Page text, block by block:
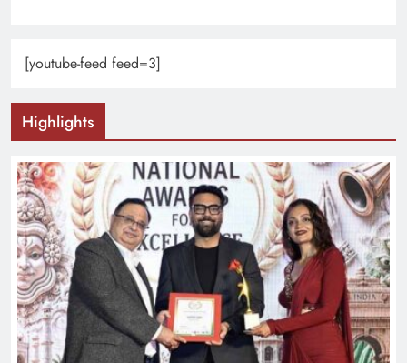
[youtube-feed feed=3]
Highlights